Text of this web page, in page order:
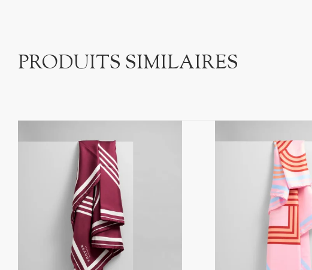
PRODUITS SIMILAIRES